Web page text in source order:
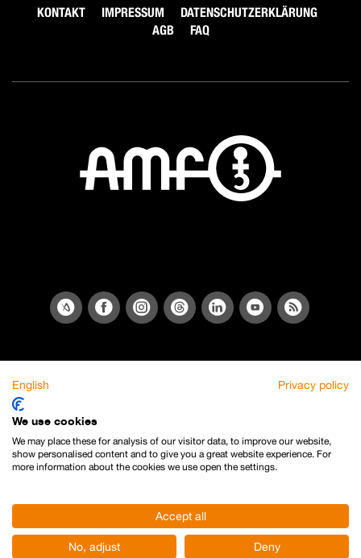
KONTAKT IMPRESSUM
DATENSCHUTZERKLÄRUNG
AGB
FAQ
English Privacy policy
We use cookies
We may place these for analysis of our visitor data, to improve our website,
show personalised content and to give you a great website experience. For
more information about the cookies we use open the settings.
Accept all
No, adjust Deny